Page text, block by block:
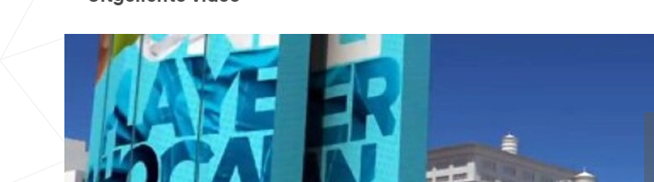
signage-
be/applications/vehicle-
graphics/
**Site
area
**
Illuminated
Signs
***
url**
Tools
OverlaminatesProtection
Films
***
Overlaminaten
&
beschermende
folies